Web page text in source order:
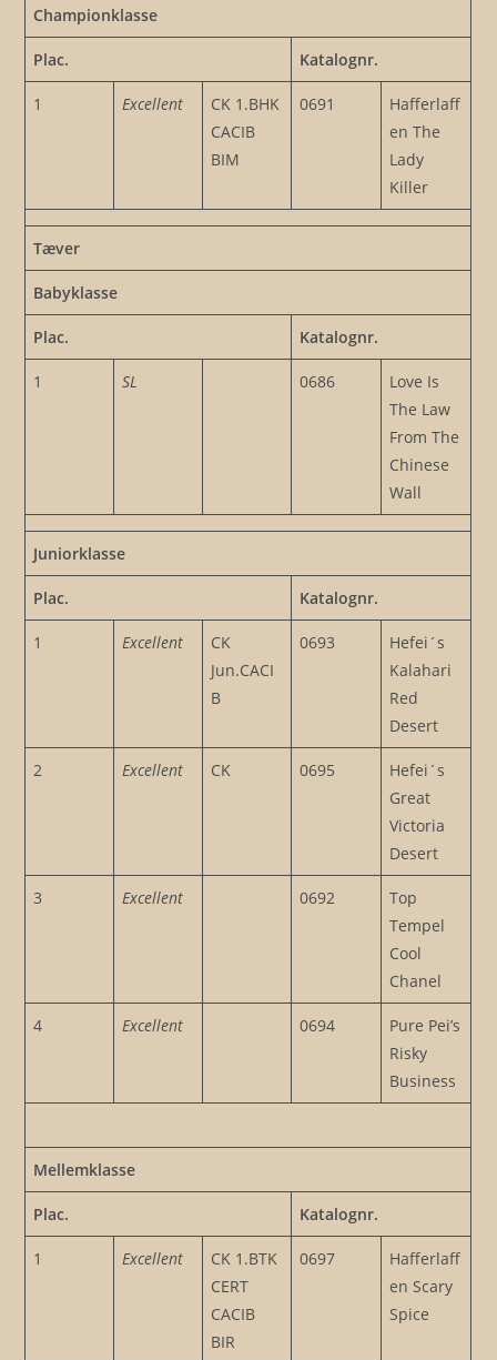
Championklasse
Plac. Katalognr.
1 Excellent
CK 1.BHK
CACIB
BIM
0691
Hafferlaff
en The
Lady
Killer
Tæver
Babyklasse
Plac. Katalognr.
1 SL 0686
Love Is
The Law
From The
Chinese
Wall
Juniorklasse
Plac. Katalognr.
1 Excellent
CK
Jun.CACI
B
0693
Hefei´s
Kalahari
Red
Desert
2 Excellent CK 0695
Hefei´s
Great
Victoria
Desert
3 Excellent 0692
Top
Tempel
Cool
Chanel
4 Excellent 0694
Pure Pei’s
Risky
Business
Mellemklasse
Plac. Katalognr.
1 Excellent
CK 1.BTK
CERT
CACIB
BIR
0697
Hafferlaff
en Scary
Spice